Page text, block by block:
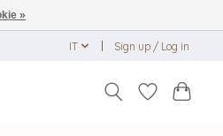
IT Sign up / Log in
»